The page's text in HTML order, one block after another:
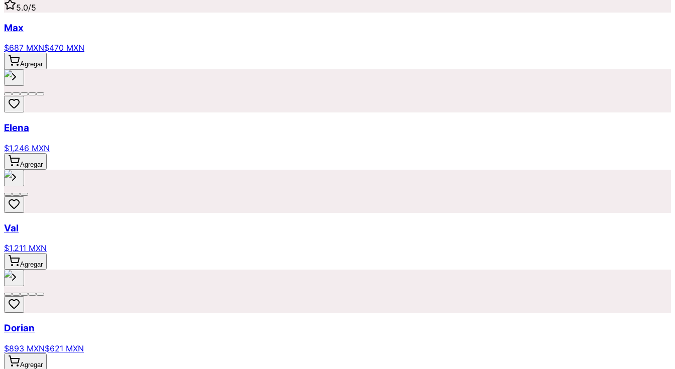
5.0/5
Max
$687 MXN$470 MXN
Agregar
Elena
$1,246 MXN
Agregar
Val
$1,211 MXN
Agregar
Dorian
$893 MXN$621 MXN
Agregar